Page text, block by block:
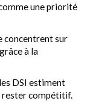
une priorité
concentrent sur
à la
DSI estiment
rester compétitif.